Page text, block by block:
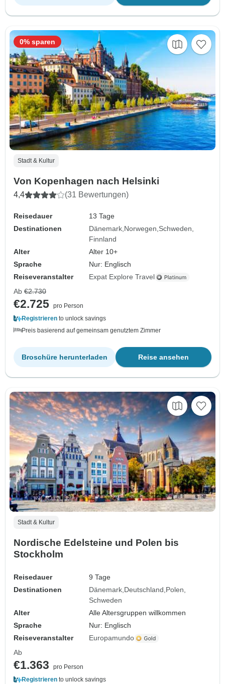
Stadt & Kultur
Von Kopenhagen nach Helsinki
4,4 (31 Bewertungen)
Reisedauer
13 Tage
Destinationen
Dänemark Norwegen Schweden
Finnland
Alter
Alter 10+
Sprache
Nur: Englisch
Reiseveranstalter
Expat Explore Travel
0% sparen
Ab €2.730
€2.725 pro Person
Registrieren to unlock savings
Preis basierend auf gemeinsam genutztem Zimmer
Reise ansehen
Broschüre herunterladen
Stadt & Kultur
Nordische Edelsteine und Polen bis
Stockholm
Reisedauer
9 Tage
Destinationen
Dänemark Deutschland Polen
Schweden
Alter
Alle Altersgruppen willkommen
Sprache
Nur: Englisch
Reiseveranstalter
Europamundo
Ab
€1.363
pro Person
Registrieren to unlock savings